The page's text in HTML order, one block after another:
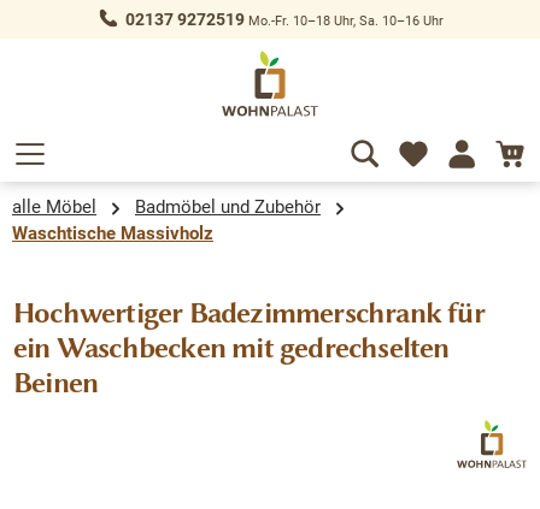
springen 02137 9272519Mo.-Fr. 10–18 Uhr, Sa. 10–16 Uhr
alle Möbel
Badmöbel und Zubehör
Waschtische Massivholz
Hochwertiger Badezimmerschrank für
ein Waschbecken mit gedrechselten
Beinen